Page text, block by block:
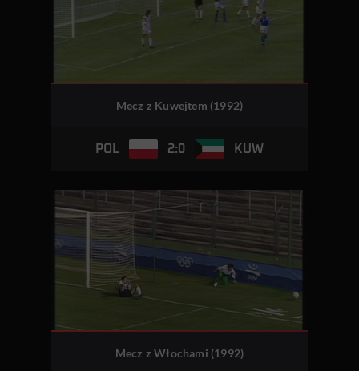
Mecz z Kuwejtem (1992)
POL 2:0 KUW
Mecz z Włochami (1992)